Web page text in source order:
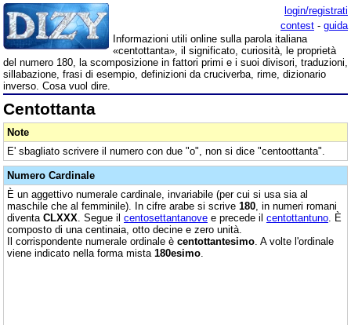
login/registrati
contest - guida
Informazioni utili online sulla parola italiana
«centottanta», il significato, curiosità, le proprietà
del numero 180, la scomposizione in fattori primi e i suoi divisori, traduzioni,
sillabazione, frasi di esempio, definizioni da cruciverba, rime, dizionario
inverso. Cosa vuol dire.
Centottanta
Note
E' sbagliato scrivere il numero con due "o", non si dice "centoottanta".
Numero Cardinale
È un aggettivo numerale cardinale, invariabile (per cui si usa sia al
maschile che al femminile). In cifre arabe si scrive 180 , in numeri romani
diventa CLXXX . Segue il centosettantanove e precede il centottantuno . È
composto di una centinaia, otto decine e zero unità.
Il corrispondente numerale ordinale è centottantesimo . A volte l'ordinale
viene indicato nella forma mista 180esimo